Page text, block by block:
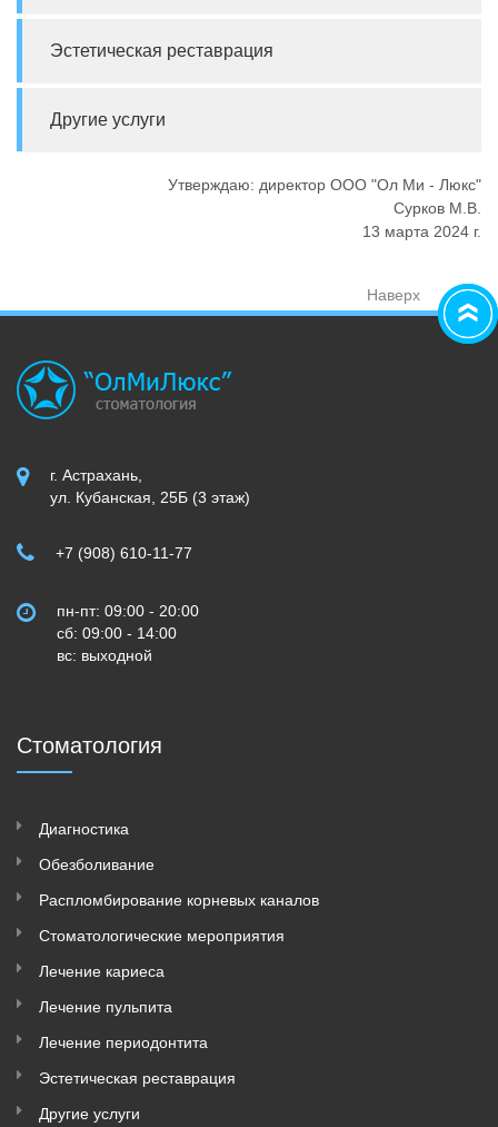
Эстетическая реставрация
Другие услуги
Утверждаю: директор ООО "Ол Ми - Люкс"
Сурков М.В.
13 марта 2024 г.
Наверх
г. Астрахань,
ул. Кубанская, 25Б (3 этаж)
+7 (908) 610-11-77
пн-пт: 09:00 - 20:00
сб: 09:00 - 14:00
вс: выходной
Стоматология
Диагностика
Обезболивание
Распломбирование корневых каналов
Стоматологические мероприятия
Лечение кариеса
Лечение пульпита
Лечение периодонтита
Эстетическая реставрация
Другие услуги